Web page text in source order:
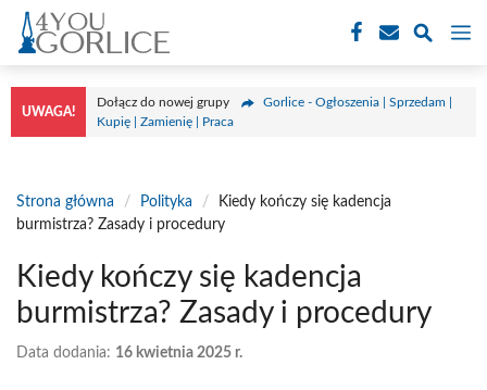
Przejdź
treści
UWAGA!
Dołącz do nowej grupy
Gorlice - Ogłoszenia | Sprzedam |
Kupię | Zamienię | Praca
Strona główna / Polityka /
Kiedy kończy się kadencja
burmistrza? Zasady i procedury
Kiedy kończy się kadencja
burmistrza? Zasady i procedury
Data dodania: 16 kwietnia 2025 r.